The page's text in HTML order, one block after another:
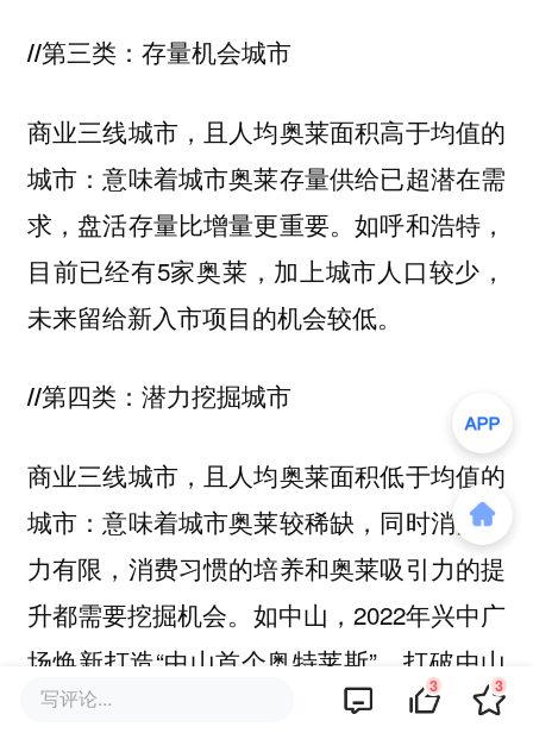
//第三类：存量机会城市
商业三线城市，且人均奥莱面积高于均值的
城市：意味着城市奥莱存量供给已超潜在需
求，盘活存量比增量更重要。如呼和浩特 ，
目前已经有5家奥莱，加上城市人口较少，
未来留给新入市项目的机会较低。
//第四类：潜力挖掘城市
商业三线城市，且人均奥莱面积低于均值的
城市：意味着城市奥莱较稀缺，同时消费活
力有限，消费习惯的培养和奥莱吸引力的提
升都需要挖掘机会。如中山 ，2022年兴中广
场焕新打造“中山首个奥特莱斯”，打破中山
奥莱商业空白。
写评论... 3 3